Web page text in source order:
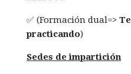
✅ (Formación dual=>
practicando)
Sedes de impartición